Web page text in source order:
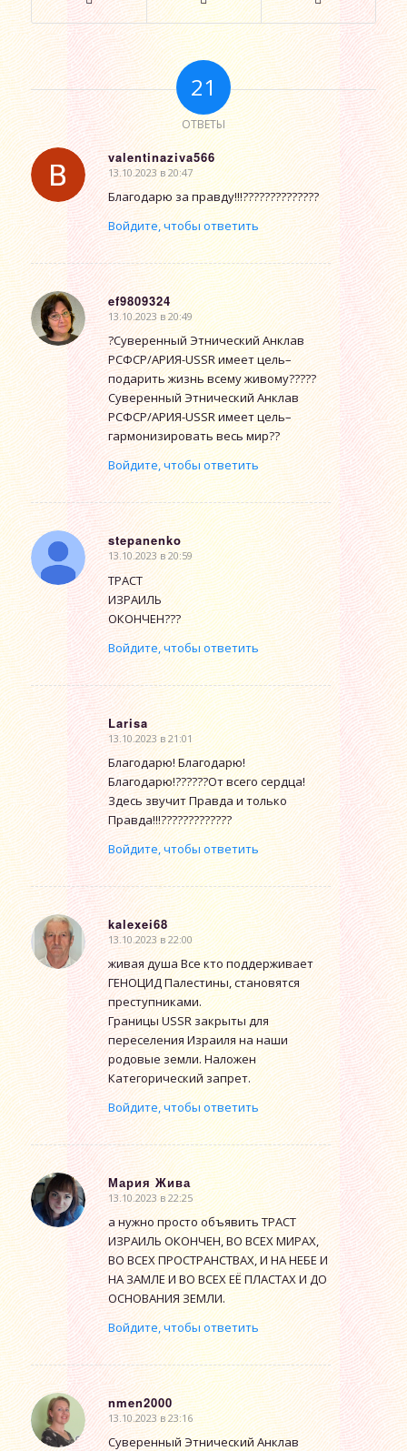
21
ОТВЕТЫ
valentinaziva566
говорит:
13.10.2023 в 20:47
Благодарю за правду!!!??????????????
Войдите, чтобы ответить
ef9809324
говорит:
13.10.2023 в 20:49
?Суверенный Этнический Анклав
РСФСР/АРИЯ-USSR имеет цель–
подарить жизнь всему живому?????
Суверенный Этнический Анклав
РСФСР/АРИЯ-USSR имеет цель–
гармонизировать весь мир??
Войдите, чтобы ответить
stepanenko
говорит:
13.10.2023 в 20:59
ТРАСТ
ИЗРАИЛЬ
ОКОНЧЕН???
Войдите, чтобы ответить
Larisa
говорит:
13.10.2023 в 21:01
Благодарю! Благодарю!
Благодарю!??????От всего сердца!
Здесь звучит Правда и только
Правда!!!?????????????
Войдите, чтобы ответить
kalexei68
говорит:
13.10.2023 в 22:00
живая душа Все кто поддерживает
ГЕНОЦИД Палестины, становятся
преступниками.
Границы USSR закрыты для
переселения Израиля на наши
родовые земли. Наложен
Категорический запрет.
Войдите, чтобы ответить
Мария Жива
говорит:
13.10.2023 в 22:25
а нужно просто объявить ТРАСТ
ИЗРАИЛЬ ОКОНЧЕН, ВО ВСЕХ МИРАХ,
ВО ВСЕХ ПРОСТРАНСТВАХ, И НА НЕБЕ И
НА ЗАМЛЕ И ВО ВСЕХ ЕЁ ПЛАСТАХ И ДО
ОСНОВАНИЯ ЗЕМЛИ.
Войдите, чтобы ответить
nmen2000
говорит:
13.10.2023 в 23:16
Суверенный Этнический Анклав